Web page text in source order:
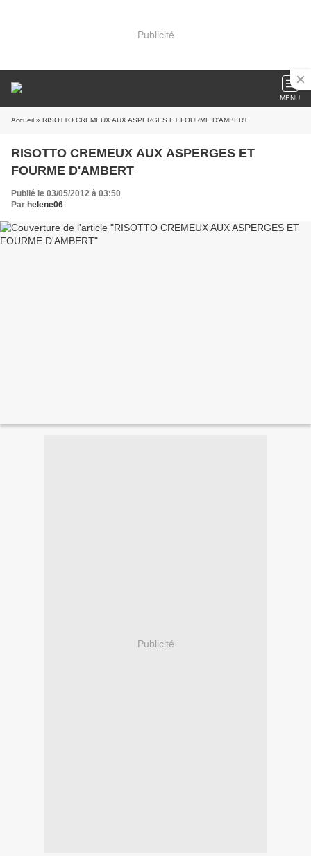
Publicité
MENU
Accueil » RISOTTO CREMEUX AUX ASPERGES ET FOURME D'AMBERT
RISOTTO CREMEUX AUX ASPERGES ET
FOURME D'AMBERT
Publié le 03/05/2012 à 03:50
Par helene06
Publicité